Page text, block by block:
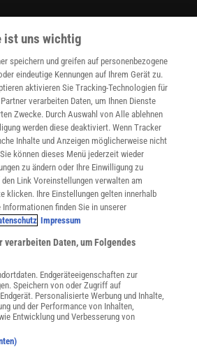
ist uns wichtig
speichern und greifen auf personenbezogene
eindeutige Kennungen auf Ihrem Gerät zu.
aktivieren Sie Tracking-Technologien für
verarbeiten Daten, um Ihnen Dienste
Zwecke. Durch Auswahl von Alle ablehnen
werden diese deaktiviert. Wenn Tracker
Inhalte und Anzeigen möglicherweise nicht
können dieses Menü jederzeit wieder
zu ändern oder Ihre Einwilligung zu
Link Voreinstellungen verwalten am
klicken. Ihre Einstellungen gelten innerhalb
finden Sie in unserer
Impressum
verarbeiten Daten, um Folgendes
Endgeräteeigenschaften zur
Speichern von oder Zugriff auf
Personalisierte Werbung und Inhalte,
und der Performance von Inhalten,
Entwicklung und Verbesserung von